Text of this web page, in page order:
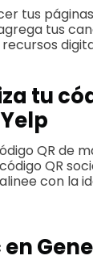
tus
tus
tu
QR de
QR
con la